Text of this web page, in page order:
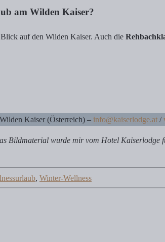
am Wilden Kaiser?
auf den Wilden Kaiser. Auch die
Kaiser (Österreich) – info@kaiserlodge.at /
Bildmaterial wurde mir vom Hotel Kaiserlodge
, Winter-Wellness